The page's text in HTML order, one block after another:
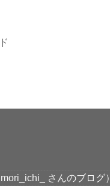
さんのブログ）